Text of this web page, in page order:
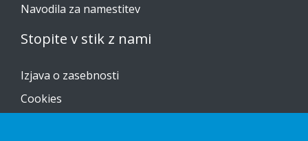
Navodila za namestitev
Stopite v stik z nami
Izjava o zasebnosti
Cookies